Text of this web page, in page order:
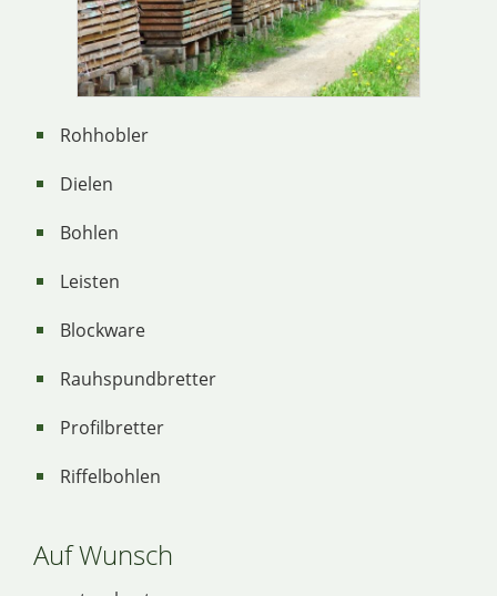
Rohhobler
Dielen
Bohlen
Leisten
Blockware
Rauhspundbretter
Profilbretter
Riffelbohlen
Auf Wunsch